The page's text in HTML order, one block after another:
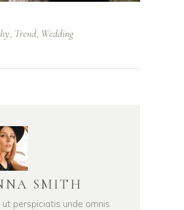
, Trend, Wedding
SMITH
ut perspiciatis unde omnis